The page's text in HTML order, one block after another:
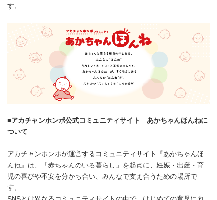
す。
■アカチャンホンポ公式コミュニティサイト あかちゃんほんねに
ついて
アカチャンホンポが運営するコミュニティサイト『あかちゃんほ
んね』は、「赤ちゃんのいる暮らし」を起点に、妊娠・出産・育
児の喜びや不安を分かち合い、みんなで支え合うための場所で
す。